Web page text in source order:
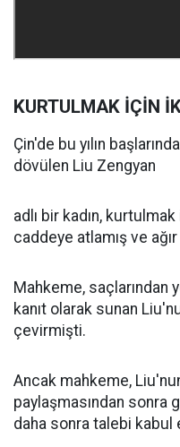
KURTULMAK İÇİN
Çin'de bu yılın
dövülen Liu Zengyan
adlı bir kadın,
caddeye atlamış ve ağır
Mahkeme,
kanıt olarak sunan
çevirmişti.
Ancak mahkeme,
paylaşmasından sonra
daha sonra talebi kabul